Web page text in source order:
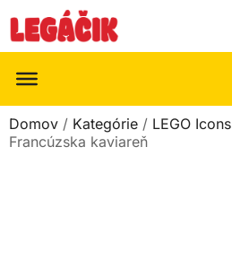
Domov / Kategórie / LEGO Icons
Francúzska kaviareň